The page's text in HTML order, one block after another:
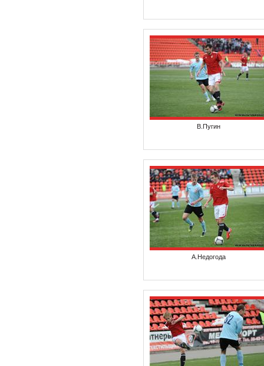
В.Пугин
А.Недогода